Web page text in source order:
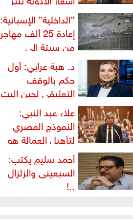
دستورية ويهدد حق
”الداخلية” الإسبانية:
إعادة 25 ألف مهاجر
من سبتة إلى
وارتفاع حصيلة...
د. هبة عرابي: أول
حكم بالوقف
التعليقي لحين البت
الطعن على... علاء عبد النبي:
النموذج المصري
لتأهيل العمالة هو
العملي والأمثل لأزمات...
أحمد سليم يكتب:
السبعينى والزلزال
..!